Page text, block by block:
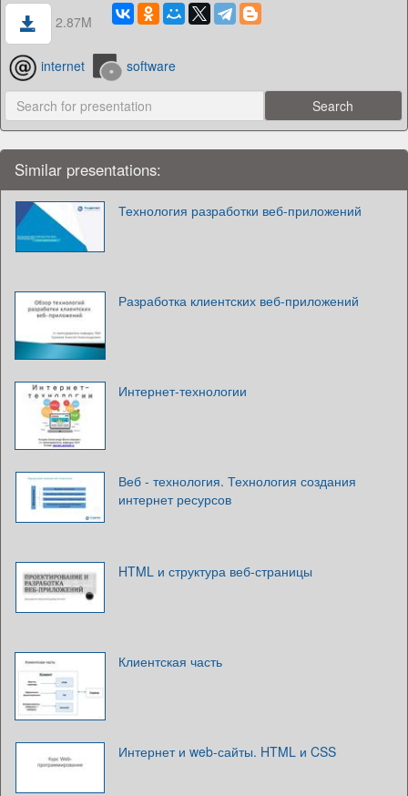
2.87M
internet software
Similar presentations:
Технология разработки веб-приложений
Разработка клиентских веб-приложений
Интернет-технологии
Веб - технология. Технология создания
интернет ресурсов
HTML и структура веб-страницы
Клиентская часть
Интернет и web-сайты. HTML и CSS